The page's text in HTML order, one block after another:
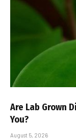
Are Lab Grown
You?
August 5, 2026